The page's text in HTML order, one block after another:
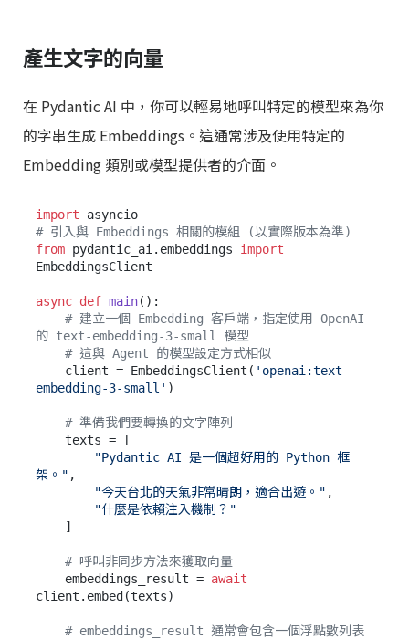
產生文字的向量
在 Pydantic AI 中，你可以輕易地呼叫特定的模型來為你
的字串生成 Embeddings。這通常涉及使用特定的
Embedding 類別或模型提供者的介面。
import
# 引入與 Embeddings 相關的模組 (以實際版本為準)
from pydantic_ai.embeddings import
EmbeddingsClient
async def main():
# 建立一個 Embedding 客戶端，指定使用 OpenAI
的 text-embedding-3-small 模型
# 這與 Agent 的模型設定方式相似
    client = EmbeddingsClient(
'openai:text-
embedding-3-small' )
# 準備我們要轉換的文字陣列
"Pydantic AI 是一個超好用的 Python 框
架。" ,
"今天台北的天氣非常晴朗，適合出遊。" ,
"什麼是依賴注入機制？"
# 呼叫非同步方法來獲取向量
    embeddings_result =
await
client.embed(texts)
# embeddings_result 通常會包含一個浮點數列表